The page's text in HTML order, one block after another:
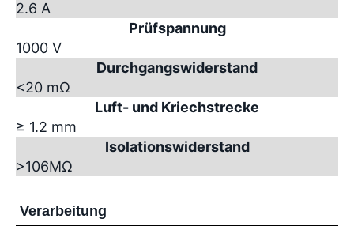
2.6 A
Prüfspannung
1000 V
Durchgangswiderstand
<20 mΩ
Luft- und Kriechstrecke
≥ 1.2 mm
Isolationswiderstand
>106MΩ
Verarbeitung